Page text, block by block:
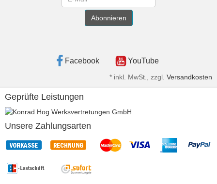
Abonnieren
Facebook YouTube
* inkl. MwSt., zzgl. Versandkosten
Geprüfte Leistungen
Unsere Zahlungsarten